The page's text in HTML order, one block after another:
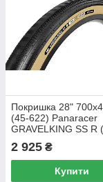
Покришка 28"
(45-622) Panaracer
GRAVELKING SS R
black/amber
2 925 ₴
Купити